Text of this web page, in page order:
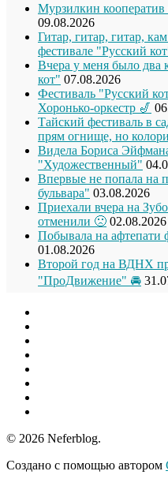
Мурзилкин
09.08.2026
Гитар, гитар, гитар,
фестивале "Русский
Вчера у меня было два
кот" 07.08.2026
Фестиваль "Русский
Хоронько-оркестр 🎷
Тайский фестиваль в
прям огнище, но
Видела Бориса
"Художественный"
Впервые не попала на
бульвара" 03.08.2026
Приехали вчера на
отменили 🙁 02.08.2026
Побывала на афтепати
01.08.2026
Второй год на ВДНХ
"ПроДвижение" 🚘
© 2026 Neferblog.
Создано с помощью автором